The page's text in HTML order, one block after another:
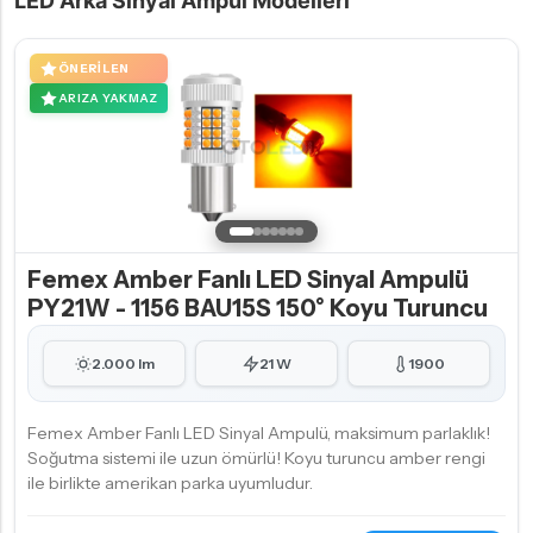
ÖNERILEN
ARIZA YAKMAZ
Femex Amber Fanlı LED Sinyal Ampulü
PY21W - 1156 BAU15S 150° Koyu Turuncu
2.000 lm 21 W 1900
Femex Amber Fanlı LED Sinyal Ampulü, maksimum parlaklık!
Soğutma sistemi ile uzun ömürlü! Koyu turuncu amber rengi
ile birlikte amerikan parka uyumludur.